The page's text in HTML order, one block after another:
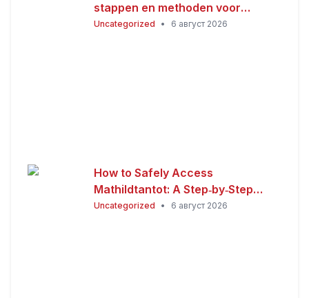
stappen en methoden voor
Nederlandse spelers
Uncategorized • 6 август 2026
How to Safely Access
Mathildtantot: A Step‑by‑Step
Premium Guide
Uncategorized • 6 август 2026